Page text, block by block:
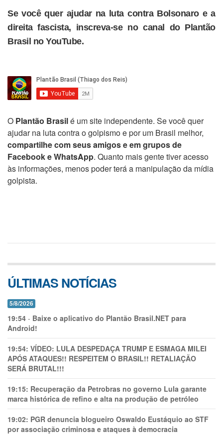
Se você quer ajudar na luta contra Bolsonaro e a
direita fascista, inscreva-se no canal do Plantão
Brasil no YouTube.
O Plantão Brasilé um site independente. Se você quer
ajudar na luta contra o golpismo e por um Brasil melhor,
compartilhe com seus amigos e em grupos de
Facebook e WhatsApp. Quanto mais gente tiver acesso
às informações, menos poder terá a manipulação da mídia
golpista.
ÚLTIMAS NOTÍCIAS
5/8/2026
19:54 - Baixe o aplicativo do Plantão Brasil.NET para
Android!
19:54: VÍDEO: LULA DESPEDAÇA TRUMP E ESMAGA MILEI
APÓS ATAQUES!! RESPEITEM O BRASIL!! RETALIAÇÃO
SERÁ BRUTAL!!!
19:15: Recuperação da Petrobras no governo Lula garante
marca histórica de refino e alta na produção de petróleo
19:02: PGR denuncia blogueiro Oswaldo Eustáquio ao STF
por associação criminosa e ataques à democracia